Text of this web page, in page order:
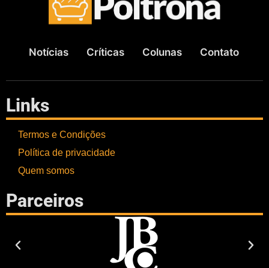
Notícias Críticas Colunas Contato
Links
Termos e Condições
Política de privacidade
Quem somos
Parceiros